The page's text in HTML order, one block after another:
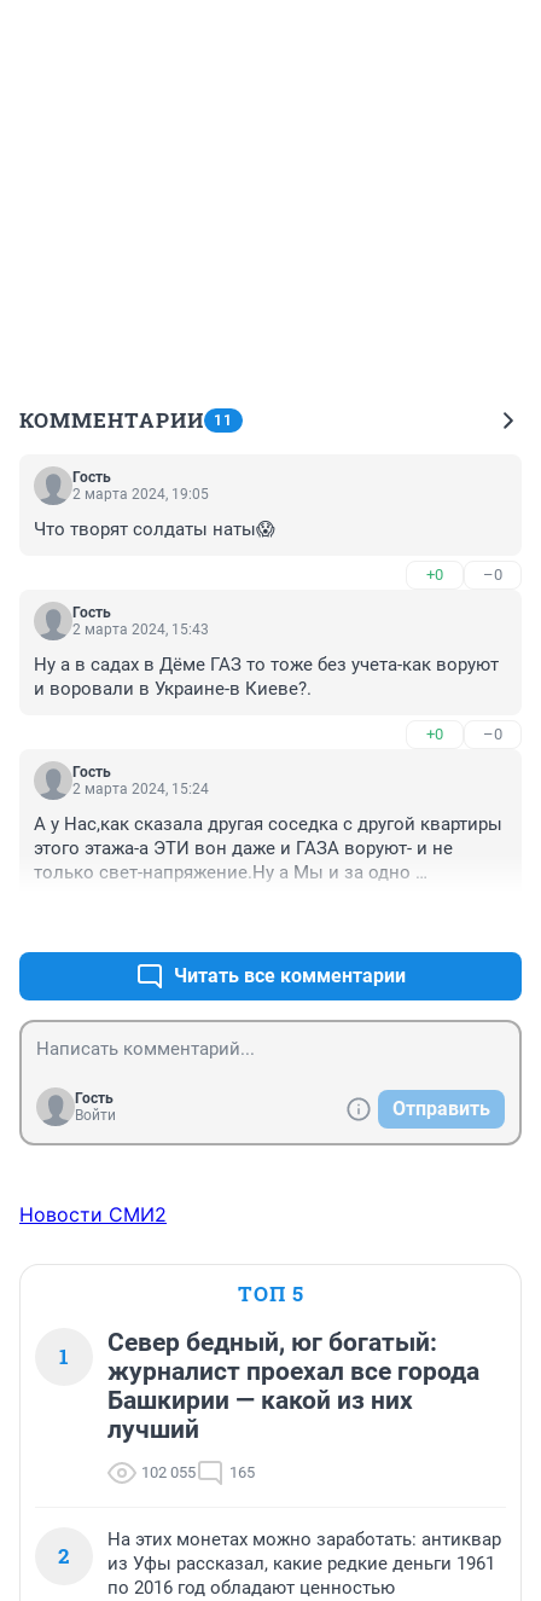
КОММЕНТАРИИ 11
Гость
2 марта 2024, 19:05
Что творят солдаты наты😱
+0 –0
Гость
2 марта 2024, 15:43
Ну а в садах в Дёме ГАЗ то тоже без учета-как воруют
и воровали в Украине-в Киеве?.
+0 –0
Гость
2 марта 2024, 15:24
А у Нас,как сказала другая соседка с другой квартиры
этого этажа-а ЭТИ вон даже и ГАЗА воруют- и не
только свет-напряжение.Ну а Мы и за одно
Читать все комментарии
Гость
Войти
Отправить
Новости СМИ2
ТОП 5
1
Север бедный, юг богатый:
журналист проехал все города
Башкирии — какой из них
лучший
102 055 165
2
На этих монетах можно заработать: антиквар
из Уфы рассказал, какие редкие деньги 1961
по 2016 год обладают ценностью